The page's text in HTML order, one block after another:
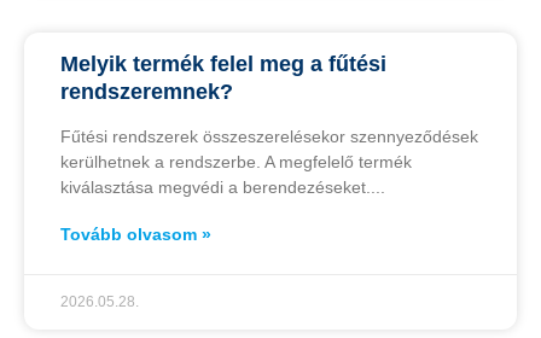
Melyik termék felel meg a fűtési
rendszeremnek?
Fűtési rendszerek összeszerelésekor szennyeződések
kerülhetnek a rendszerbe. A megfelelő termék
kiválasztása megvédi a berendezéseket.
Tovább olvasom »
2026.05.28.